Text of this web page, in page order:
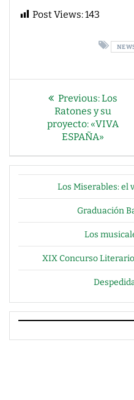
Post Views:143
NAVEGACIÓN
ENTRADAS
Previous:Previous
post:
Los
Ratones y su
proyecto: «VIVA
ESPAÑA»
Los Miserables: el
Graduación
Los
XIX Concurso